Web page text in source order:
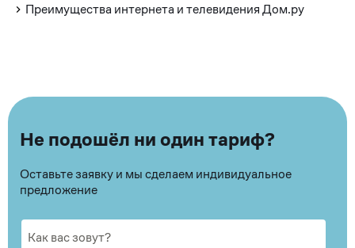
Преимущества интернета и телевидения Дом.ру
Не подошёл ни один тариф?
Оставьте заявку и мы сделаем индивидуальное
предложение